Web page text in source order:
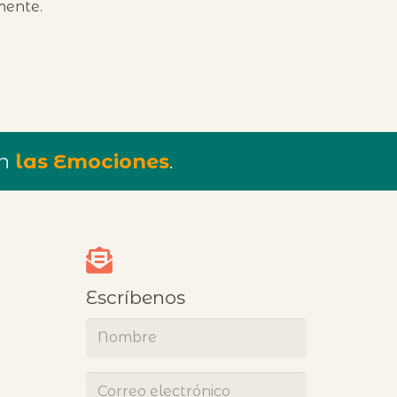
las Emociones.
Escríbenos